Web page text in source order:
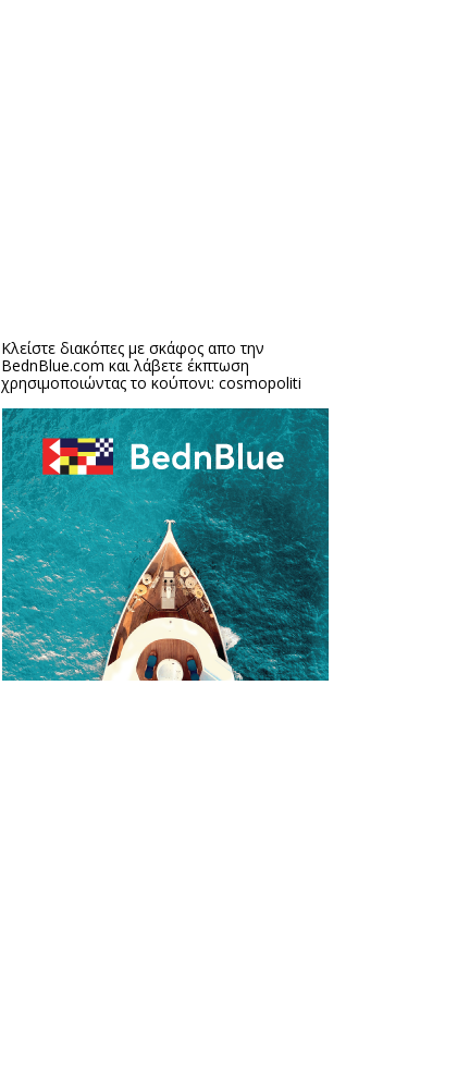
Κλείστε διακόπες με σκάφος απο την
BednBlue.com και λάβετε έκπτωση
χρησιμοποιώντας το κούπονι: cosmopoliti